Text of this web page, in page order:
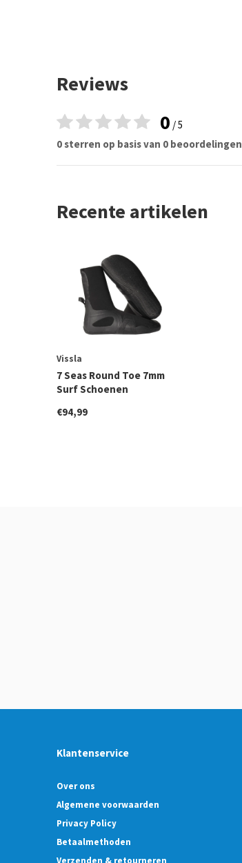
Reviews
0 / 5
0 sterren op basis van 0 beoordelingen
Recente artikelen
Vissla
7 Seas Round Toe 7mm
Surf Schoenen
€94,99
Klantenservice
Over ons
Algemene voorwaarden
Privacy Policy
Betaalmethoden
Verzenden & retourneren